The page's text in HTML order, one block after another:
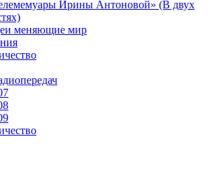
Ирины Антоновой» (В двух
меняющие мир